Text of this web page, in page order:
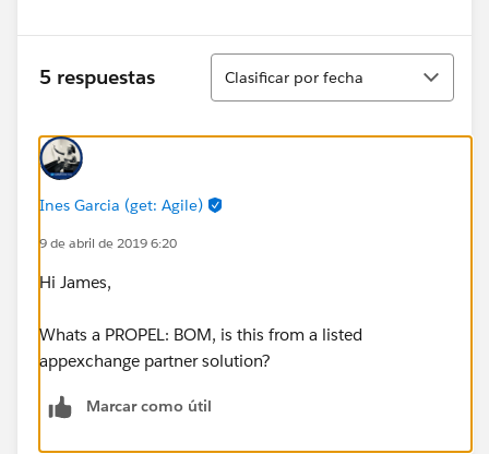
5 respuestas
Ordenar
Clasificar por fecha
Ines Garcia (get: Agile)
9 de abril de 2019 6:20
Hi James,
Whats a PROPEL: BOM, is this from a listed
appexchange partner solution?
Marcar como útil